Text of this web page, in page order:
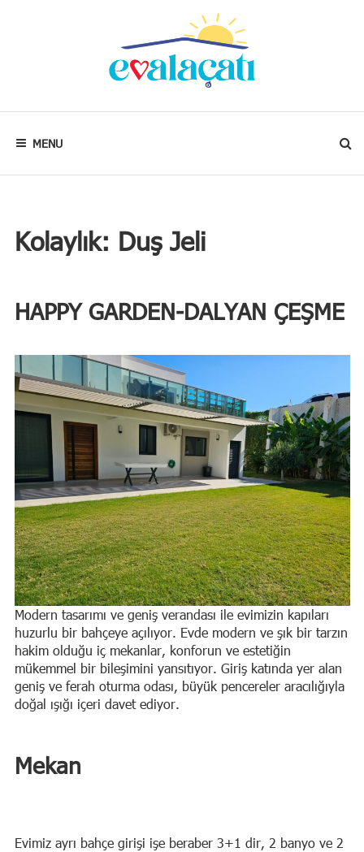
oradadır.
MENU
Kolaylık: Duş Jeli
HAPPY GARDEN-DALYAN ÇEŞME
Modern tasarımı ve geniş verandası ile evimizin kapıları
huzurlu bir bahçeye açılıyor. Evde modern ve şık bir tarzın
hakim olduğu iç mekanlar, konforun ve estetiğin
mükemmel bir bileşimini yansıtıyor. Giriş katında yer alan
geniş ve ferah oturma odası, büyük pencereler aracılığıyla
doğal ışığı içeri davet ediyor.
Mekan
Evimiz ayrı bahçe girişi işe beraber 3+1 dir, 2 banyo ve 2